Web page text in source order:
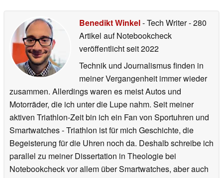
Benedikt Winkel- Tech Writer- 280
Artikel auf Notebookcheck
veröffentlichtseit 2022
Technik und Journalismus finden in
meiner Vergangenheit immer wieder
zusammen. Allerdings waren es meist Autos und
Motorräder, die ich unter die Lupe nahm. Seit meiner
aktiven Triathlon-Zeit bin ich ein Fan von Sportuhren und
Smartwatches - Triathlon ist für mich Geschichte, die
Begeisterung für die Uhren noch da. Deshalb schreibe ich
parallel zu meiner Dissertation in Theologie bei
Notebookcheck vor allem über Smartwatches, aber auch